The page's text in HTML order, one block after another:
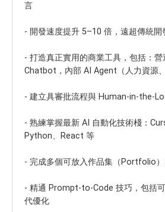
言
- 開發速度提升 5–10 倍，遠超傳統開
- 打造真正實用的商業工具，包括：營
Chatbot，內部 AI Agent（人力資源
- 建立具審批流程與 Human-in-the-
- 熟練掌握最新 AI 自動化技術棧：
Python、React 等
- 完成多個可放入作品集（Portfolio）
- 精通 Prompt-to-Code 技巧，包括
代優化